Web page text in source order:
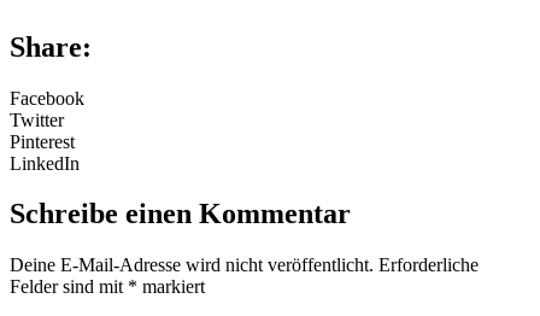
Share:
Facebook
Twitter
Pinterest
LinkedIn
Schreibe einen Kommentar
Deine E-Mail-Adresse wird nicht veröffentlicht. Erforderliche
Felder sind mit * markiert